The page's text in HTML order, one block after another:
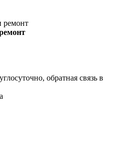
обратная связь в